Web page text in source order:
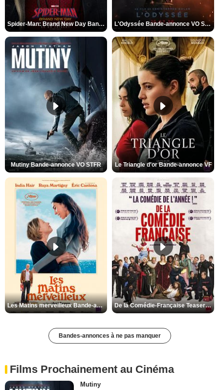
Spider-Man: Brand New Day Bande-annonce VO STFR L'Odyssée Bande-annonce VO STFR
Mutiny Bande-annonce VO STFR Le Triangle d'or Bande-annonce VF
Les Matins merveilleux Bande-annonce VF De la Comédie-Française Teaser VF
Bandes-annonces à ne pas manquer
Films Prochainement au Cinéma
Mutiny